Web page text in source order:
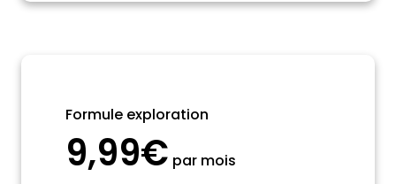
Formule exploration
9,99€ par mois